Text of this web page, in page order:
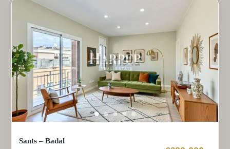
Sants – Badal